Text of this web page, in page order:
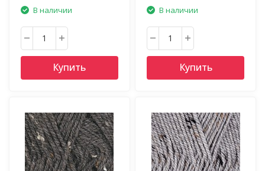
В наличии
Купить
В наличии
Купить